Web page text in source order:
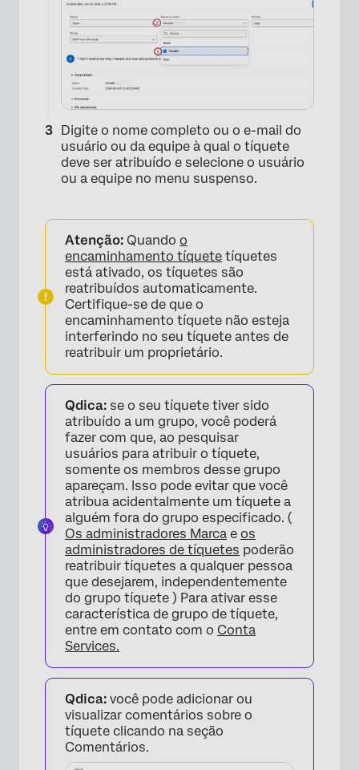
Digite o nome completo ou o e-mail do
usuário ou da equipe à qual o tíquete
deve ser atribuído e selecione o usuário
ou a equipe no menu suspenso.
Atenção: Quando o
encaminhamento tíquete tíquetes
está ativado, os tíquetes são
reatribuídos automaticamente.
Certifique-se de que o
encaminhamento tíquete não esteja
interferindo no seu tíquete antes de
reatribuir um proprietário.
Qdica: se o seu tíquete tiver sido
atribuído a um grupo, você poderá
fazer com que, ao pesquisar
usuários para atribuir o tíquete,
somente os membros desse grupo
apareçam. Isso pode evitar que você
atribua acidentalmente um tíquete a
alguém fora do grupo especificado. (
Os administradores Marca e os
administradores de tíquetes poderão
reatribuir tíquetes a qualquer pessoa
que desejarem, independentemente
do grupo tíquete ) Para ativar esse
característica de grupo de tíquete,
entre em contato com o Conta
Services.
Qdica: você pode adicionar ou
visualizar comentários sobre o
tíquete clicando na seção
Comentários.